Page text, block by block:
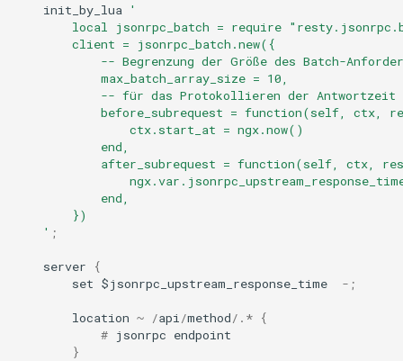
form-input
init_by_lua
'
local jsonrpc_batch = require
        client = jsonrpc_batch.new({
-- Begrenzung der Größe des Batch-
            max_batch_array_size = 10,
-- für das Protokollieren der Antwortzeit
before_subrequest = function(self, ctx,
                ctx.start_at = ngx.now()
            end,
after_subrequest = function(self, ctx,
            end,
        })
    '
;
server
{
set $jsonrpc_upstream_response_time - ;
location ~ /api /method/ . * {
# jsonrpc endpoint
}